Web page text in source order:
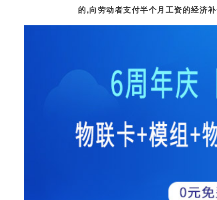
的,向劳动者支付半个月工资的经济